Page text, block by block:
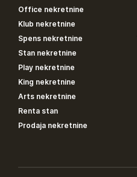
Office nekretnine
Klub nekretnine
Spens nekretnine
Stan nekretnine
Play nekretnine
King nekretnine
Arts nekretnine
Renta stan
Prodaja nekretnine